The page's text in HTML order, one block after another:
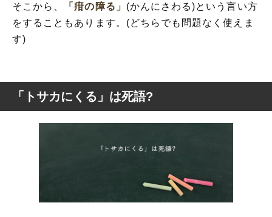
そこから、 「疳の障る」 (かんにさわる)という言い方
をすることもあります。(どちらでも問題なく使えま
す)
「トサカにくる」は死語?